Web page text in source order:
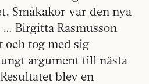
Småkakor var den nya
Birgitta Rasmusson
tog med sig
argument till nästa
blev en